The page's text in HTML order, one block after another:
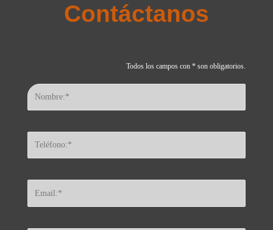
Contáctanos
Todos los campos con * son obligatorios.